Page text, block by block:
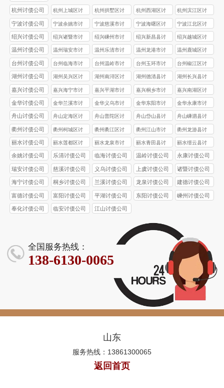
杭州讨债公司
杭州上城区讨
债公司
杭州拱墅区讨
债公司
杭州西湖区讨
债公司
杭州滨江区讨
债公司
宁波讨债公司
宁波余姚市讨
债公司
宁波慈溪市讨
债公司
宁波海曙区讨
债公司
宁波江北区讨
债公司
绍兴讨债公司
绍兴诸暨市讨
债公司
绍兴嵊州市讨
债公司
绍兴新昌县讨
债公司
绍兴越城区讨
债公司
温州讨债公司
温州瑞安市讨
债公司
温州乐清市讨
债公司
温州龙港市讨
债公司
温州鹿城区讨
债公司
台州讨债公司
台州‌临海市讨
债公司
台州‌温岭市讨
债公司
台州玉环市讨
债公司
台州椒江区讨
债公司
湖州讨债公司
湖州吴兴区讨
债公司
湖州南浔区讨
债公司
湖州德清县讨
债公司
湖州长兴县讨
债公司
嘉兴讨债公司
嘉兴海宁市讨
债公司
嘉兴平湖市讨
债公司
嘉兴桐乡市讨
债公司
嘉兴南湖区讨
债公司
金华讨债公司
金华兰溪市讨
债公司
金华义乌市讨
债公司
金华东阳市讨
债公司
金华永康市讨
债公司
舟山讨债公司
舟山定海区讨
债公司
舟山普陀区讨
债公司
舟山岱山县讨
债公司
舟山嵊泗县讨
债公司
衢州讨债公司
衢州柯城区讨
债公司
衢州衢江区讨
债公司
衢州江山市讨
债公司
衢州龙游县讨
债公司
丽水讨债公司
丽水莲都区讨
债公司
丽水龙泉市讨
债公司
丽水青田县讨
债公司
丽水缙云县讨
债公司
余姚讨债公司 乐清讨债公司 临海讨债公司 温岭讨债公司 永康讨债公司
瑞安讨债公司 慈溪讨债公司 义乌讨债公司 上虞讨债公司 诸暨讨债公司
海宁讨债公司 桐乡讨债公司 兰溪讨债公司 龙泉讨债公司 建德讨债公司
富德讨债公司 富阳讨债公司 平湖讨债公司 东阳讨债公司 嵊州讨债公司
奉化讨债公司 临安讨债公司 江山讨债公司
全国服务热线：
138-6130-0065
山东
服务热线：13861300065
返回首页